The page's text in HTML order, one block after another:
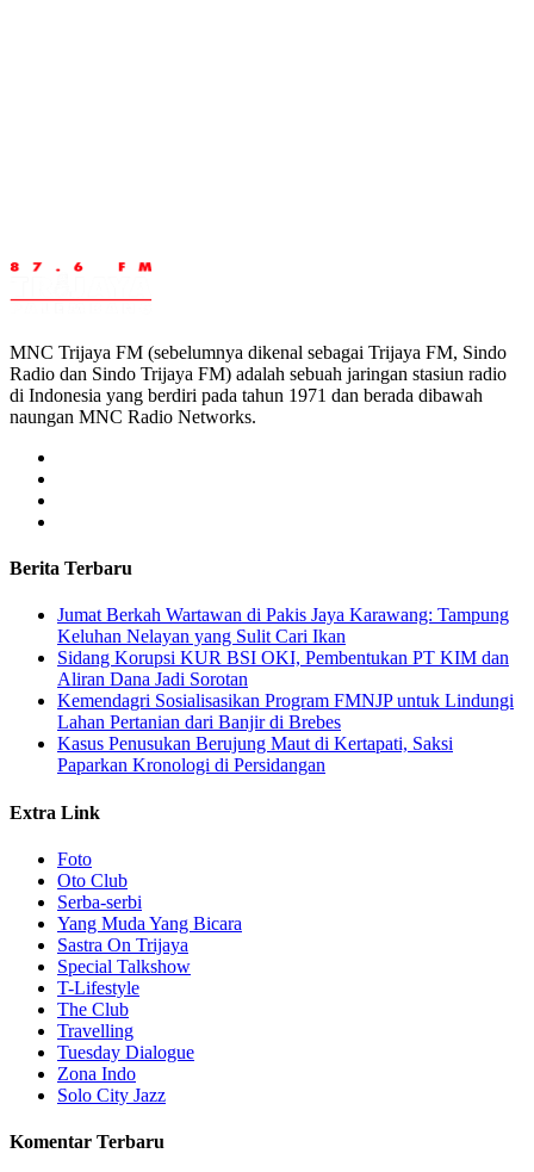
MNC Trijaya FM (sebelumnya dikenal sebagai Trijaya FM, Sindo
Radio dan Sindo Trijaya FM) adalah sebuah jaringan stasiun radio
di Indonesia yang berdiri pada tahun 1971 dan berada dibawah
naungan MNC Radio Networks.
Berita Terbaru
Jumat Berkah Wartawan di Pakis Jaya Karawang: Tampung
Keluhan Nelayan yang Sulit Cari Ikan
Sidang Korupsi KUR BSI OKI, Pembentukan PT KIM dan
Aliran Dana Jadi Sorotan
Kemendagri Sosialisasikan Program FMNJP untuk Lindungi
Lahan Pertanian dari Banjir di Brebes
Kasus Penusukan Berujung Maut di Kertapati, Saksi
Paparkan Kronologi di Persidangan
Extra Link
Foto
Oto Club
Serba-serbi
Yang Muda Yang Bicara
Sastra On Trijaya
Special Talkshow
T-Lifestyle
The Club
Travelling
Tuesday Dialogue
Zona Indo
Solo City Jazz
Komentar Terbaru